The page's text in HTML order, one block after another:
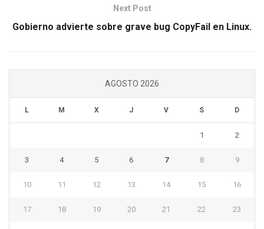
Next Post
Gobierno advierte sobre grave bug CopyFail en Linux.
AGOSTO 2026
L M X J V S D
1 2
3 4 5 6 7 8 9
10 11 12 13 14 15 16
17 18 19 20 21 22 23